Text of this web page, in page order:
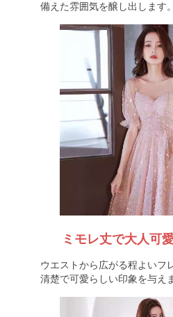
備えた雰囲気を醸し出します。
ミモレ丈で大人可
ウエストから広がる程よいフ
清楚で可愛らしい印象を与え